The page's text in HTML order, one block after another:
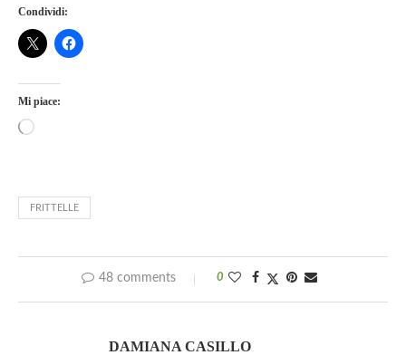
Condividi:
Mi piace:
FRITTELLE
48 comments 0
DAMIANA CASILLO